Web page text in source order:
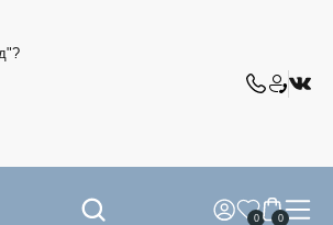
"?
0 0